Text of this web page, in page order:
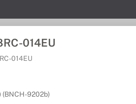
014EU
014EU
9202b)